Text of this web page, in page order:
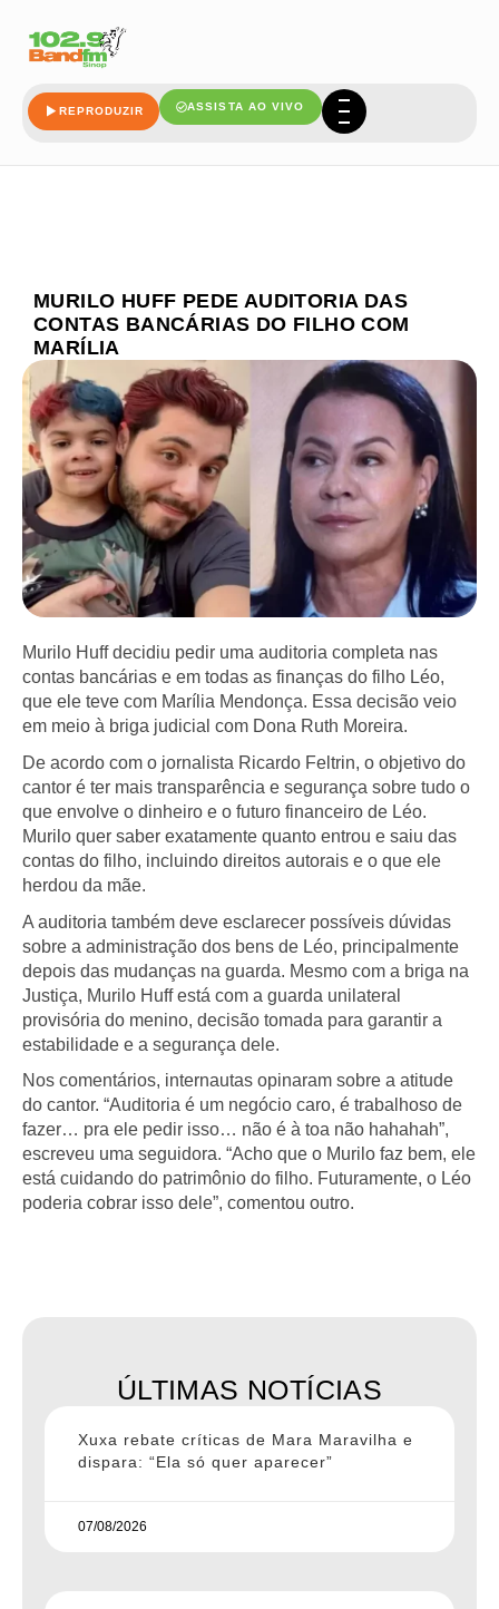
REPRODUZIR ASSISTA AO VIVO
MURILO HUFF PEDE AUDITORIA DAS
CONTAS BANCÁRIAS DO FILHO COM
MARÍLIA
Murilo Huff decidiu pedir uma auditoria completa nas
contas bancárias e em todas as finanças do filho Léo,
que ele teve com Marília Mendonça. Essa decisão veio
em meio à briga judicial com Dona Ruth Moreira.
De acordo com o jornalista Ricardo Feltrin, o objetivo do
cantor é ter mais transparência e segurança sobre tudo o
que envolve o dinheiro e o futuro financeiro de Léo.
Murilo quer saber exatamente quanto entrou e saiu das
contas do filho, incluindo direitos autorais e o que ele
herdou da mãe.
A auditoria também deve esclarecer possíveis dúvidas
sobre a administração dos bens de Léo, principalmente
depois das mudanças na guarda. Mesmo com a briga na
Justiça, Murilo Huff está com a guarda unilateral
provisória do menino, decisão tomada para garantir a
estabilidade e a segurança dele.
Nos comentários, internautas opinaram sobre a atitude
do cantor. “Auditoria é um negócio caro, é trabalhoso de
fazer… pra ele pedir isso… não é à toa não hahahah”,
escreveu uma seguidora. “Acho que o Murilo faz bem, ele
está cuidando do patrimônio do filho. Futuramente, o Léo
poderia cobrar isso dele”, comentou outro.
ÚLTIMAS NOTÍCIAS
Xuxa rebate críticas de Mara Maravilha e
dispara: “Ela só quer aparecer”
07/08/2026